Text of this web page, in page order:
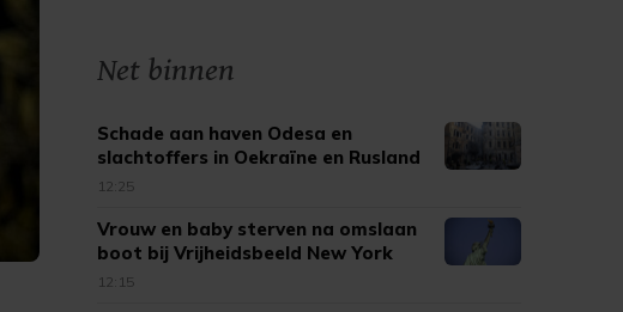
Net binnen
Schade aan haven Odesa en
slachtoffers in Oekraïne en Rusland
12:25
Vrouw en baby sterven na omslaan
boot bij Vrijheidsbeeld New York
12:15